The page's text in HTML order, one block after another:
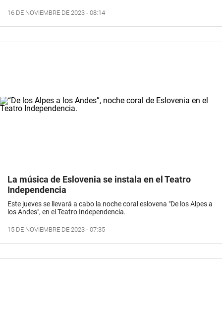
16 DE NOVIEMBRE DE 2023 - 08:14
La música de Eslovenia se instala en el Teatro
Independencia
Este jueves se llevará a cabo la noche coral eslovena "De los Alpes a
los Andes", en el Teatro Independencia.
15 DE NOVIEMBRE DE 2023 - 07:35